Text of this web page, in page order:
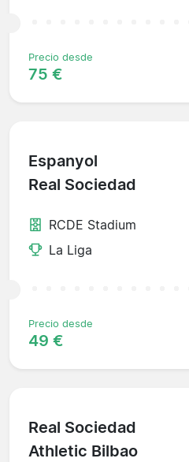
Precio desde
75 €
Espanyol
Real Sociedad
RCDE Stadium
La Liga
Precio desde
49 €
Real Sociedad
Athletic Bilbao